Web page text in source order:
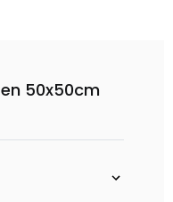
50x50cm